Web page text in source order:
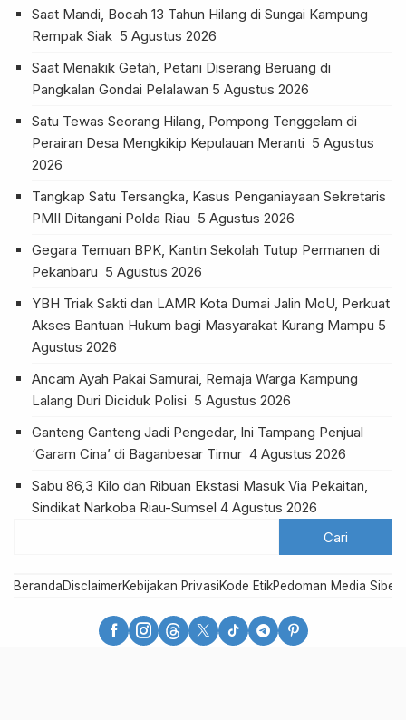
Saat Mandi, Bocah 13 Tahun Hilang di Sungai Kampung
Rempak Siak 5 Agustus 2026
Saat Menakik Getah, Petani Diserang Beruang di
Pangkalan Gondai Pelalawan 5 Agustus 2026
Satu Tewas Seorang Hilang, Pompong Tenggelam di
Perairan Desa Mengkikip Kepulauan Meranti 5 Agustus
2026
Tangkap Satu Tersangka, Kasus Penganiayaan Sekretaris
PMII Ditangani Polda Riau 5 Agustus 2026
Gegara Temuan BPK, Kantin Sekolah Tutup Permanen di
Pekanbaru 5 Agustus 2026
YBH Triak Sakti dan LAMR Kota Dumai Jalin MoU, Perkuat
Akses Bantuan Hukum bagi Masyarakat Kurang Mampu 5
Agustus 2026
Ancam Ayah Pakai Samurai, Remaja Warga Kampung
Lalang Duri Diciduk Polisi 5 Agustus 2026
Ganteng Ganteng Jadi Pengedar, Ini Tampang Penjual
‘Garam Cina’ di Baganbesar Timur 4 Agustus 2026
Sabu 86,3 Kilo dan Ribuan Ekstasi Masuk Via Pekaitan,
Sindikat Narkoba Riau-Sumsel 4 Agustus 2026
BerandaDisclaimerKebijakan PrivasiKode EtikPedoman Media Siber